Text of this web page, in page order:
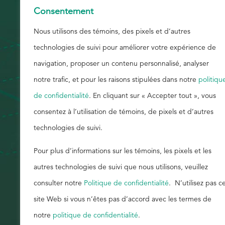
Consentement
Nous utilisons des témoins, des pixels et d’autres
technologies de suivi pour améliorer votre expérience de
navigation, proposer un contenu personnalisé, analyser
notre trafic, et pour les raisons stipulées dans notre
de confidentialité. En cliquant sur « Accepter tout », vous
consentez à l’utilisation de témoins, de pixels et d’autres
technologies de suivi.
Pour plus d’informations sur les témoins, les pixels et les
autres technologies de suivi que nous utilisons, veuillez
consulter notre Politique de confidentialité. N’utilisez pas
site Web si vous n’êtes pas d’accord avec les termes de
notre politique de confidentialité.
savoir plus.